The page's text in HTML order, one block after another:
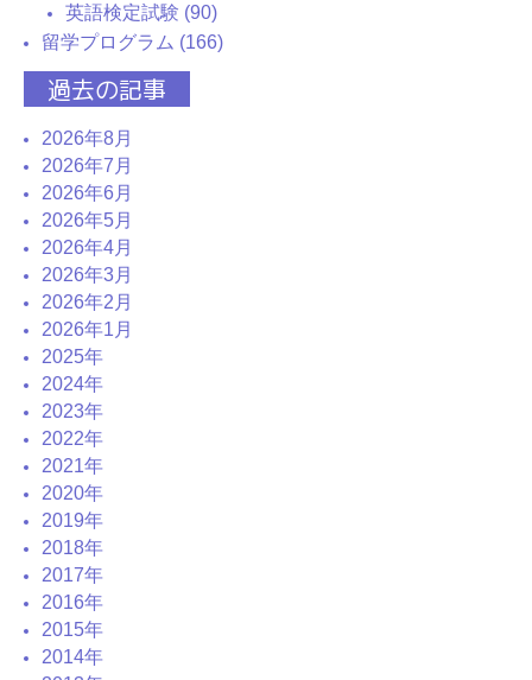
英語検定試験 (90)
留学プログラム (166)
過去の記事
2026年8月
2026年7月
2026年6月
2026年5月
2026年4月
2026年3月
2026年2月
2026年1月
2025年
2024年
2023年
2022年
2021年
2020年
2019年
2018年
2017年
2016年
2015年
2014年